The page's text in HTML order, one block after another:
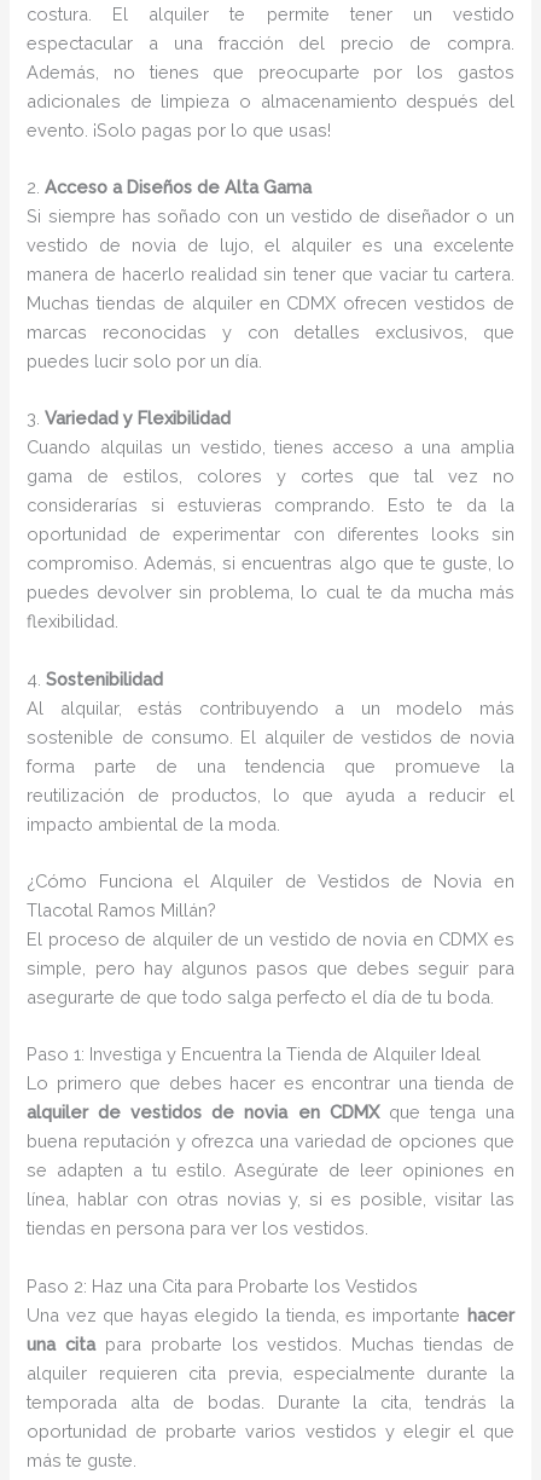
costura. El alquiler te permite tener un vestido
espectacular a una fracción del precio de compra.
Además, no tienes que preocuparte por los gastos
adicionales de limpieza o almacenamiento después del
evento. ¡Solo pagas por lo que usas!
2.Acceso a Diseños de Alta Gama
Si siempre has soñado con un vestido de diseñador o un
vestido de novia de lujo, el alquiler es una excelente
manera de hacerlo realidad sin tener que vaciar tu cartera.
Muchas tiendas de alquiler en CDMX ofrecen vestidos de
marcas reconocidas y con detalles exclusivos, que
puedes lucir solo por un día.
3.Variedad y Flexibilidad
Cuando alquilas un vestido, tienes acceso a una amplia
gama de estilos, colores y cortes que tal vez no
considerarías si estuvieras comprando. Esto te da la
oportunidad de experimentar con diferentes looks sin
compromiso. Además, si encuentras algo que te guste, lo
puedes devolver sin problema, lo cual te da mucha más
flexibilidad.
4.Sostenibilidad
Al alquilar, estás contribuyendo a un modelo más
sostenible de consumo. El alquiler de vestidos de novia
forma parte de una tendencia que promueve la
reutilización de productos, lo que ayuda a reducir el
impacto ambiental de la moda.
¿Cómo Funciona el Alquiler de Vestidos de Novia en
Tlacotal Ramos Millán?
El proceso de alquiler de un vestido de novia en CDMX es
simple, pero hay algunos pasos que debes seguir para
asegurarte de que todo salga perfecto el día de tu boda.
Paso 1: Investiga y Encuentra la Tienda de Alquiler Ideal
Lo primero que debes hacer es encontrar una tienda de
alquiler de vestidos de novia en CDMXque tenga una
buena reputación y ofrezca una variedad de opciones que
se adapten a tu estilo. Asegúrate de leer opiniones en
línea, hablar con otras novias y, si es posible, visitar las
tiendas en persona para ver los vestidos.
Paso 2: Haz una Cita para Probarte los Vestidos
Una vez que hayas elegido la tienda, es importante hacer
una citapara probarte los vestidos. Muchas tiendas de
alquiler requieren cita previa, especialmente durante la
temporada alta de bodas. Durante la cita, tendrás la
oportunidad de probarte varios vestidos y elegir el que
más te guste.